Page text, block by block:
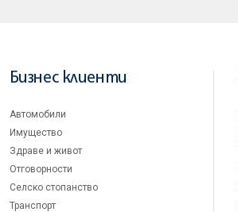
Бизнес клиенти
Автомобили
Имущество
Здраве и живот
Отговорности
Селско стопанство
Транспорт